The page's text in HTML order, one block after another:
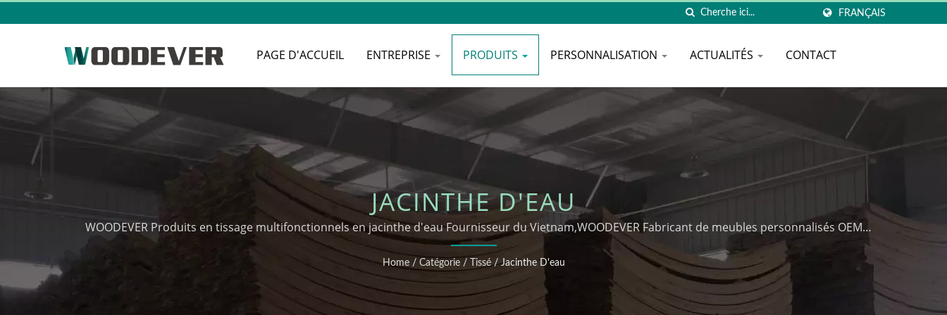
FRANÇAIS
PAGE D'ACCUEIL ENTREPRISE PRODUITS PERSONNALISATION ACTUALITÉS CONTACT
JACINTHE D'EAU
WOODEVER Produits en tissage multifonctionnels en jacinthe d'eau Fournisseur du Vietnam,WOODEVER Fabricant de meubles personnalisés OEM
ODM
Home / Catégorie / Tissé / Jacinthe D'eau